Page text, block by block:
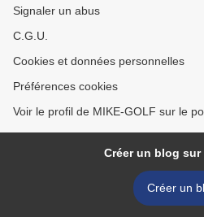
Signaler un abus
C.G.U.
Cookies et données personnelles
Préférences cookies
Voir le profil de MIKE-GOLF sur le
Créer un blog sur
Créer un